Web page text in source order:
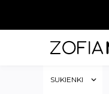
SUKIENKI